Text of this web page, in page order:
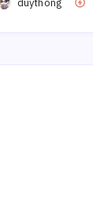
duythong